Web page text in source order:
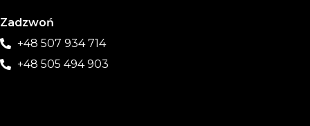
Zadzwoń
+48 507 934 714
+48 505 494 903